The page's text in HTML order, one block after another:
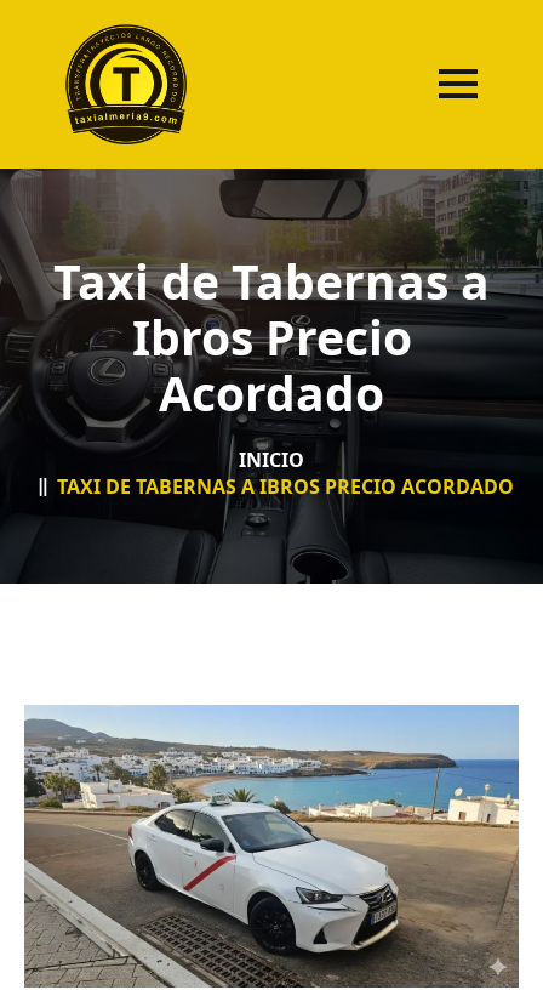
Taxi de Tabernas a
Ibros Precio
Acordado
INICIO
TAXI DE TABERNAS A IBROS PRECIO ACORDADO